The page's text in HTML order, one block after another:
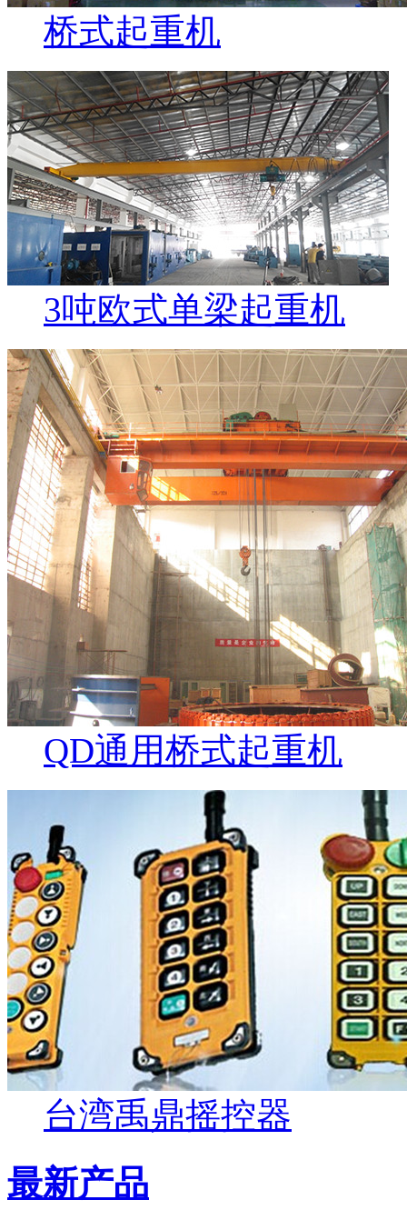
桥式起重机
3吨欧式单梁起重机
QD通用桥式起重机
台湾禹鼎摇控器
最新产品